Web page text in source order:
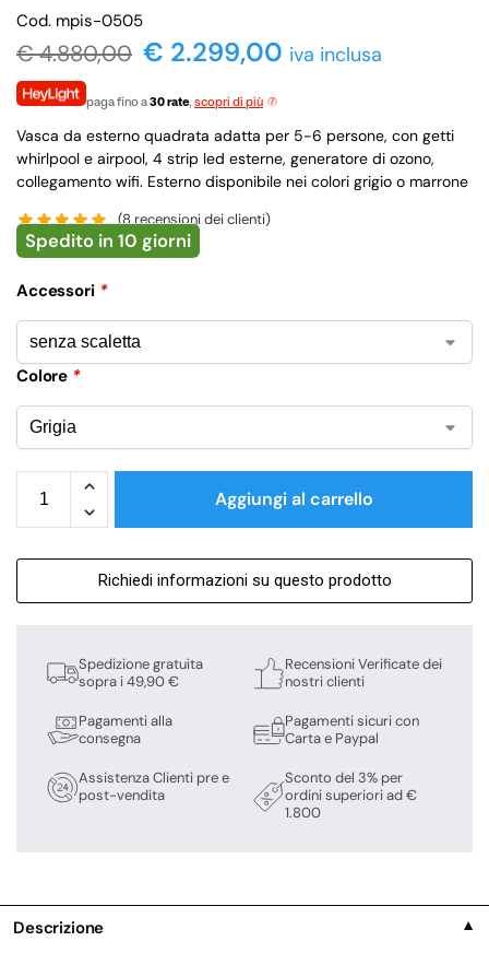
Cod. mpis-0505
€4.880,00 € 2.299,00 iva inclusa
paga fino a30 rate, scopri di più
Vasca da esterno quadrata adatta per 5-6 persone, con getti
whirlpool e airpool, 4 strip led esterne, generatore di ozono,
collegamento wifi. Esterno disponibile nei colori grigio o marrone
(8recensioni dei clienti)
Spedito in 10 giorni
Accessori *
Colore *
Aggiungi al carrello
Richiedi informazioni su questo prodotto
Spedizione gratuita
sopra i 49,90 €
Pagamenti alla
consegna
Assistenza Clienti pre e
post-vendita
Recensioni Verificate dei
nostri clienti
Pagamenti sicuri con
Carta e Paypal
Sconto del 3% per
ordini superiori ad €
1.800
Descrizione ▼